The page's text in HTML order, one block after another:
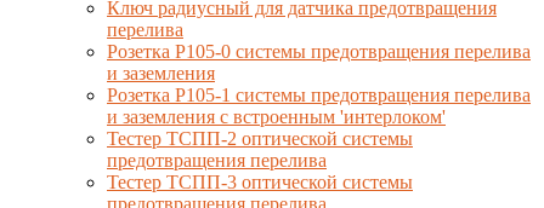
Ключ радиусный для датчика предотвращения
перелива
Розетка Р105-0 системы предотвращения перелива
и заземления
Розетка Р105-1 системы предотвращения перелива
и заземления с встроенным 'интерлоком'
Тестер ТСПП-2 оптической системы
предотвращения перелива
Тестер ТСПП-3 оптической системы
предотвращения перелива